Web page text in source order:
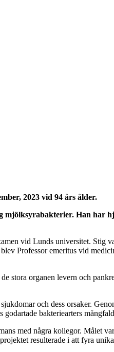
2023 vid 94 års ålder.
Han har
vid Lunds universitet.
Professor emeritus vid
organen levern och
och dess orsaker.
bakteriearters
med några kollegor. Målet
resulterade i att fyra